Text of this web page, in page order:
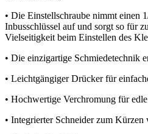
• Die Einstellschraube nimmt einen
Inbusschlüssel auf und sorgt so für
Vielseitigkeit beim Einstellen des
• Die einzigartige Schmiedetechnik
• Leichtgängiger Drücker für
• Hochwertige Verchromung für
• Integrierter Schneider zum Kürzen